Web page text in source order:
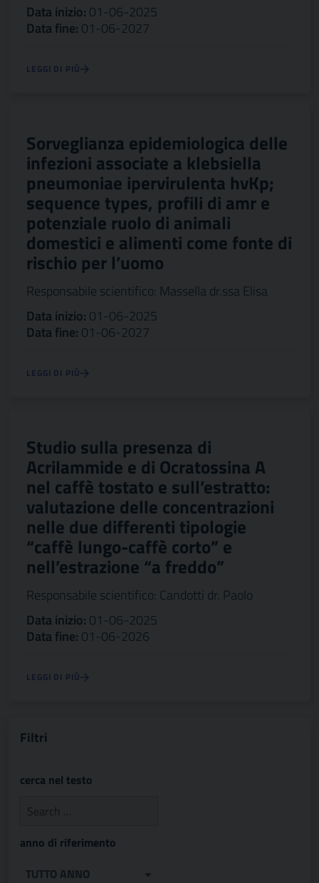
Data inizio: 01-06-2025
Data fine: 01-06-2027
LEGGI DI PIÙ
Sorveglianza epidemiologica delle
infezioni associate a klebsiella
pneumoniae ipervirulenta hvKp;
sequence types, profili di amr e
potenziale ruolo di animali
domestici e alimenti come fonte di
rischio per l’uomo
Responsabile scientifico: Massella dr.ssa Elisa
Data inizio: 01-06-2025
Data fine: 01-06-2027
LEGGI DI PIÙ
Studio sulla presenza di
Acrilammide e di Ocratossina A
nel caffè tostato e sull’estratto:
valutazione delle concentrazioni
nelle due differenti tipologie
“caffè lungo-caffè corto” e
nell’estrazione “a freddo”
Responsabile scientifico: Candotti dr. Paolo
Data inizio: 01-06-2025
Data fine: 01-06-2026
LEGGI DI PIÙ
Filtri
cerca nel testo
anno di riferimento
TUTTO ANNO